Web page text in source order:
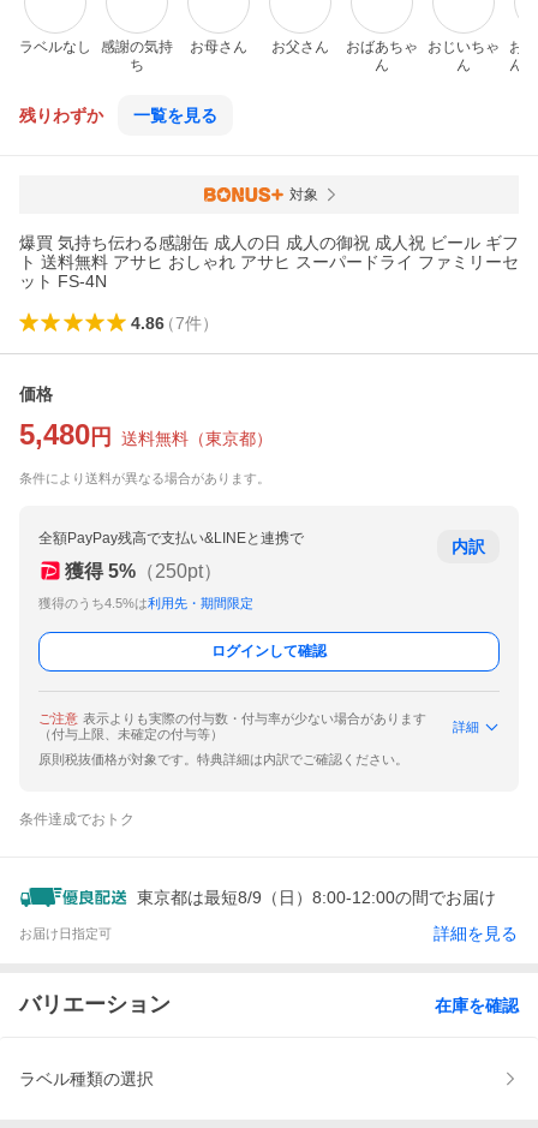
ラベルなし
感謝の気持
ち
お母さん お父さん
おばあちゃ
ん
おじいちゃ
ん
お
ん
残りわずか 一覧を見る
対象
爆買 気持ち伝わる感謝缶 成人の日 成人の御祝 成人祝 ビール ギフ
ト 送料無料 アサヒ おしゃれ アサヒ スーパードライ ファミリーセ
ット FS-4N
4.86（7件）
価格
5,480 円 送料無料 （東京都）
条件により送料が異なる場合があります。
全額PayPay残高で支払い&LINEと連携で
獲得 5% （250pt）
獲得のうち4.5%は利用先・期間限定
内訳
ログインして確認
ご注意 表示よりも実際の付与数・付与率が少ない場合があります
（付与上限、未確定の付与等）
詳細
原則税抜価格が対象です。特典詳細は内訳でご確認ください。
条件達成でおトク
東京都は最短8/9（日）8:00-12:00の間でお届け
お届け日指定可 詳細を見る
バリエーション 在庫を確認
ラベル種類の選択